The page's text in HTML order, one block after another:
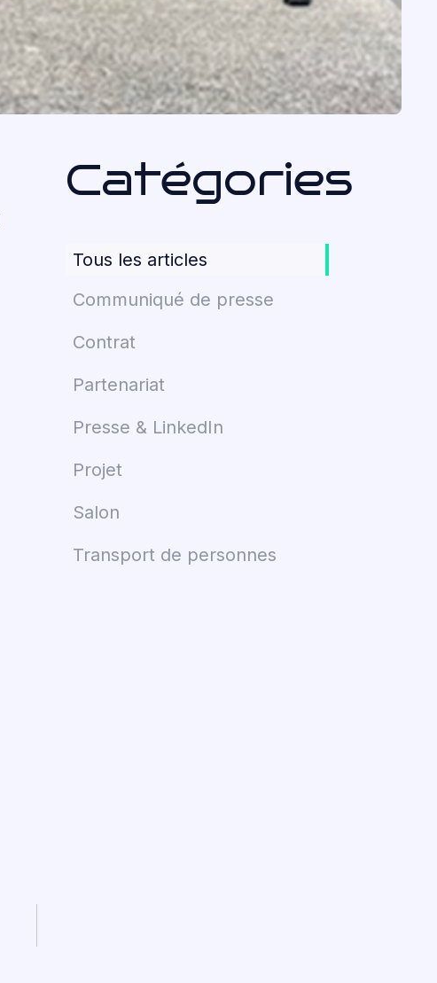
Catégories
Tous les articles
Communiqué de presse
Contrat
Partenariat
Presse & LinkedIn
Projet
Salon
Transport de personnes